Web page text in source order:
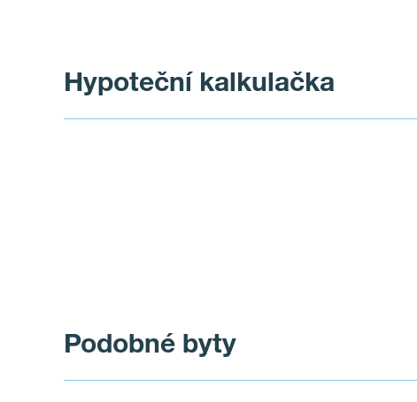
Hypoteční kalkulačka
Podobné byty